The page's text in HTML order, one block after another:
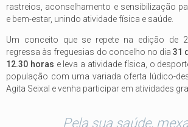
rastreios, aconselhamento e sensibilização
e bem-estar, unindo atividade física e saúde.
Um conceito que se repete na edição de
regressa às freguesias do concelho no dia31
12.30 horas e leva a atividade física, o
população com uma variada oferta lúdico-
Agita Seixal e venha participar em atividades
Pela sua saúde,